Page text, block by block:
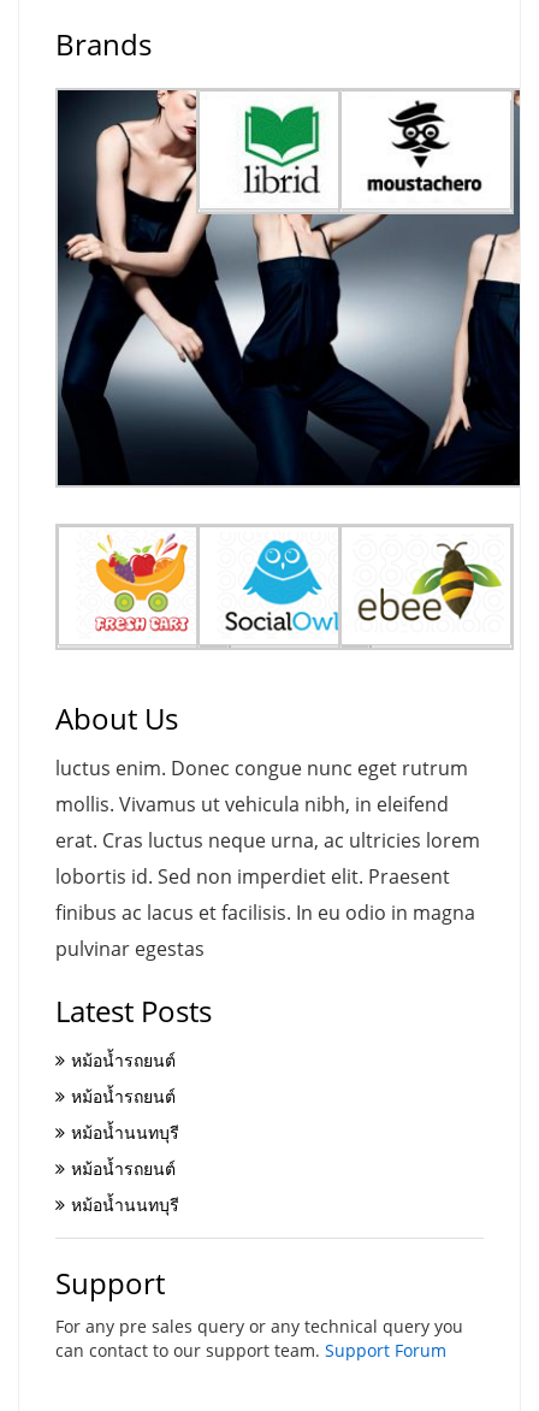
Brands
About Us
luctus enim. Donec congue nunc eget rutrum
mollis. Vivamus ut vehicula nibh, in eleifend
erat. Cras luctus neque urna, ac ultricies lorem
lobortis id. Sed non imperdiet elit. Praesent
finibus ac lacus et facilisis. In eu odio in magna
pulvinar egestas
Latest Posts
หม้อน้ำรถยนต์
หม้อน้ำรถยนต์
หม้อน้ำนนทบุรี
หม้อน้ำรถยนต์
หม้อน้ำนนทบุรี
Support
For any pre sales query or any technical query you
can contact to our support team. Support Forum